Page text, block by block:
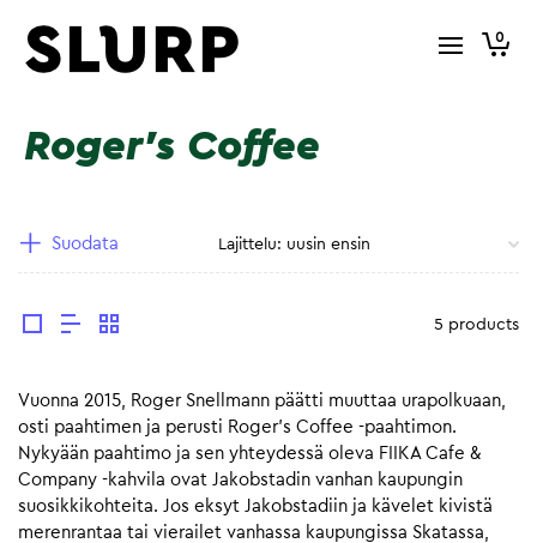
0
Roger's Coffee
Suodata
5 products
Vuonna 2015, Roger Snellmann päätti muuttaa urapolkuaan,
osti paahtimen ja perusti Roger’s Coffee -paahtimon.
Nykyään paahtimo ja sen yhteydessä oleva FIIKA Cafe &
Company -kahvila ovat Jakobstadin vanhan kaupungin
suosikkikohteita. Jos eksyt Jakobstadiin ja kävelet kivistä
merenrantaa tai vierailet vanhassa kaupungissa Skatassa,